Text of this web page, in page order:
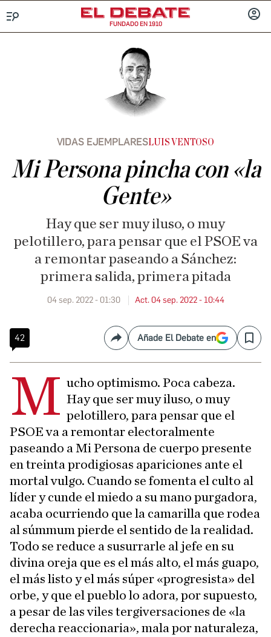
FUNDADO EN 1910
VIDAS EJEMPLARES LUIS VENTOSO
Mi Persona pincha con «la
Gente»
Hay que ser muy iluso, o muy
pelotillero, para pensar que el PSOE va
a remontar paseando a Sánchez:
primera salida, primera pitada
04 sep. 2022 - 01:30 Act. 04 sep. 2022 - 10:44
42 CompartirAñade El Debate en Save
M ucho optimismo. Poca cabeza.
Hay que ser muy iluso, o muy
pelotillero, para pensar que el
PSOE va a remontar electoralmente
paseando a Mi Persona de cuerpo presente
en treinta prodigiosas apariciones ante el
mortal vulgo. Cuando se fomenta el culto al
líder y cunde el miedo a su mano purgadora,
acaba ocurriendo que la camarilla que rodea
al súmmum pierde el sentido de la realidad.
Todo se reduce a susurrarle al jefe en su
divina oreja que es el más alto, el más guapo,
el más listo y el más súper «progresista» del
orbe, y que el pueblo lo adora, por supuesto,
a pesar de las viles tergiversaciones de «la
derecha reaccionaria», mala por naturaleza,